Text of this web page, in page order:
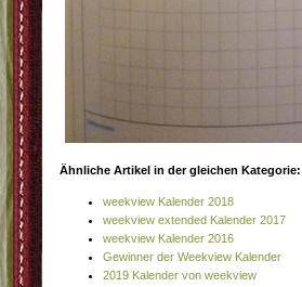
Ähnliche Artikel in der gleichen Kategorie:
weekview Kalender 2018
weekview extended Kalender 2017
weekview Kalender 2016
Gewinner der Weekview Kalender
2019 Kalender von weekview